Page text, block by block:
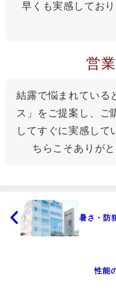
早くも実感してお
営
結露で悩まれている
ス」をご提案し、ご
してすぐに実感して
ちらこそありが
暑さ・防
性能